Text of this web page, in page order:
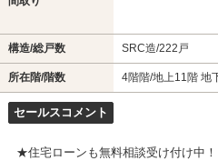
構造/総戸数 SRC造/222戸
所在階/階数 4階階/地上11階 地
セールスコメント
★住宅ローンも無料相談受け付け中